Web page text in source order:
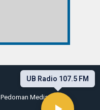
UB Radio 107.5 FM
Pedoman Media Siber